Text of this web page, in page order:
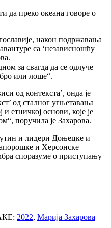
да преко океана говоре о
након подржавања
са ‘независношћу
за свагда да се одлуче –
или лоше“.
од контекста’, онда је
од сталног угњетавања
етничкој основи, које је
поручила је Захарова.
и лидери Доњецке и
и Херсонске
споразуме о приступању
2022, Марија Захарова